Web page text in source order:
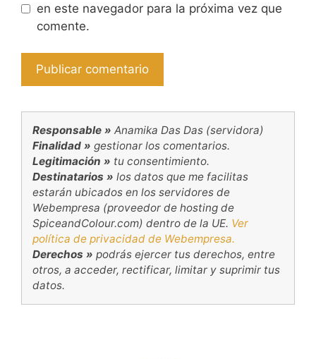
en este navegador para la próxima vez que
comente.
Responsable » Anamika Das Das (servidora)
Finalidad » gestionar los comentarios.
Legitimación » tu consentimiento.
Destinatarios » los datos que me facilitas
estarán ubicados en los servidores de
Webempresa (proveedor de hosting de
SpiceandColour.com) dentro de la UE. Ver
política de privacidad de Webempresa.
Derechos » podrás ejercer tus derechos, entre
otros, a acceder, rectificar, limitar y suprimir tus
datos.